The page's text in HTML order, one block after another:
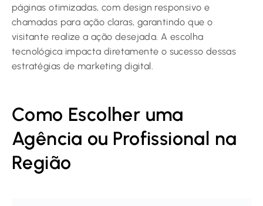
páginas otimizadas, com design responsivo e
chamadas para ação claras, garantindo que o
visitante realize a ação desejada. A escolha
tecnológica impacta diretamente o sucesso dessas
estratégias de marketing digital.
Como Escolher uma
Agência ou Profissional na
Região